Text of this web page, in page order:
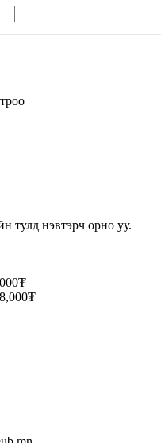
тулд нэвтэрч орно уу.
8,000₮